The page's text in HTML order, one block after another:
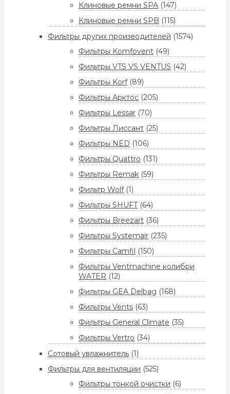
Клиновые ремни SPA (147)
Клиновые ремни SPB (115)
Фильтры других производителей (1574)
Фильтры Komfovent (49)
Фильтры VTS VS VENTUS (42)
Фильтры Korf (89)
Фильтры Арктос (205)
Фильтры Lessar (70)
Фильтры Лиссант (25)
Фильтры NED (106)
Фильтры Quattro (131)
Фильтры Remak (59)
Фильтр Wolf (1)
Фильтры SHUFT (64)
Фильтры Breezart (36)
Фильтры Systemair (235)
Фильтры Camfil (150)
Фильтры Ventmachine колибри
WATER (12)
Фильтры GEA Delbag (168)
Фильтры Vents (63)
Фильтры General Climate (35)
Фильтры Vertro (34)
Сотовый увлажнитель (1)
Фильтры для вентиляции (525)
Фильтры тонкой очистки (6)